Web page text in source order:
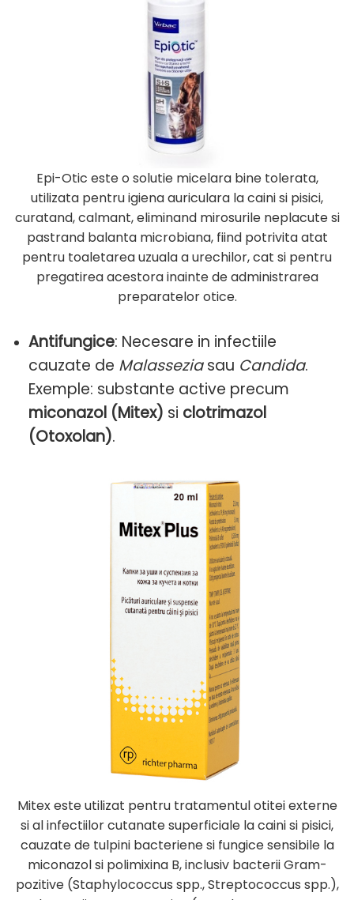
Epi-Otic este o solutie micelara bine tolerata,
utilizata pentru igiena auriculara la caini si pisici,
curatand, calmant, eliminand mirosurile neplacute si
pastrand balanta microbiana, fiind potrivita atat
pentru toaletarea uzuala a urechilor, cat si pentru
pregatirea acestora inainte de administrarea
preparatelor otice.
Antifungice: Necesare in infectiile
cauzate de Malasseziasau Candida.
Exemple: substante active precum
miconazol (Mitex) si clotrimazol
(Otoxolan).
Mitex este utilizat pentru tratamentul otitei externe
si al infectiilor cutanate superficiale la caini si pisici,
cauzate de tulpini bacteriene si fungice sensibile la
miconazol si polimixina B, inclusiv bacterii Gram-
pozitive (Staphylococcus spp., Streptococcus spp.),